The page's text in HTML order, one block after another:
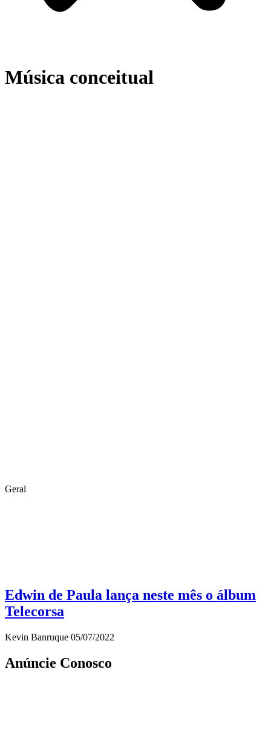
Música conceitual
Geral
Edwin de Paula lança neste mês o álbum
Telecorsa
Kevin Banruque 05/07/2022
Anúncie Conosco